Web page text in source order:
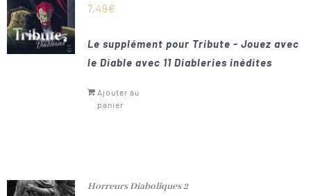
7,49€
Le supplément pour Tribute - Jouez avec
le Diable avec 11 Diableries inédites
Ajouter au
panier
Horreurs Diaboliques 2